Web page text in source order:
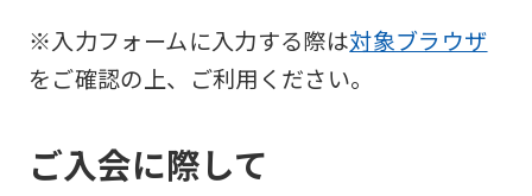
※入力フォームに入力する際は対象ブラウザ
をご確認の上、ご利用ください。
ご入会に際して